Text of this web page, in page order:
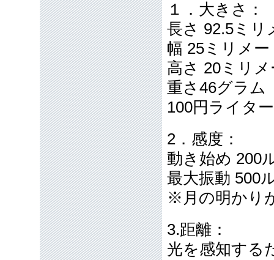
１．大きさ：
長さ 92.5ミリ
幅 25ミリメ
高さ 20ミリ
重さ46グラム
100円ライタ
2．感度：
動き始め 200
最大振動 500
※月の明かり
3.距離：
光を感知する